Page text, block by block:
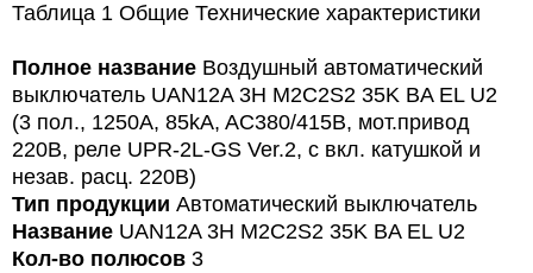
Таблица 1 Общие Технические характеристики
Полное название Воздушный автоматический
выключатель UAN12A 3H M2C2S2 35K BA EL U2
(3 пол., 1250А, 85kA, AC380/415В, мот.привод
220В, реле UPR-2L-GS Ver.2, с вкл. катушкой и
незав. расц. 220В)
Тип продукции Автоматический выключатель
Название UAN12A 3Н M2C2S2 35K BA EL U2
Кол-во полюсов 3